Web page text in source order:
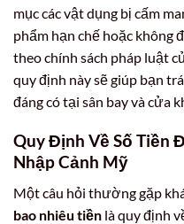
mục các vật dụng bị cấm
phẩm hạn chế hoặc không
theo chính sách pháp luật
quy định này sẽ giúp bạn
đáng có tại sân bay và cửa
Quy Định Về Số Tiền
Nhập Cảnh Mỹ
Một câu hỏi thường gặp
bao nhiêu tiền là quy định